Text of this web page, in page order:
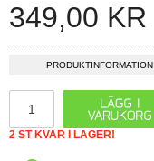
349,00 KR
PRODUKTINFORMATION
2 ST KVAR I LAGER!